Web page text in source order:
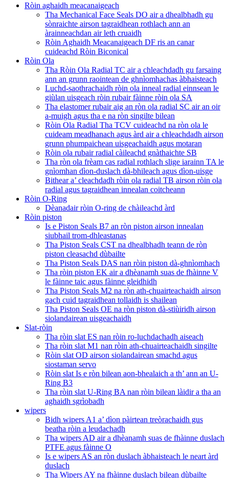
Ròin aghaidh meacanaigeach
Tha Mechanical Face Seals DO air a dhealbhadh gu
sònraichte airson tagraidhean rothlach ann an
àrainneachdan air leth cruaidh
Ròin Aghaidh Meacanaigeach DF ris an canar
cuideachd Ròin Biconical
Ròin Ola
Tha Ròin Ola Radial TC air a chleachdadh gu farsaing
ann an grunn raointean de ghnìomhachas àbhaisteach
Luchd-saothrachaidh ròin ola inneal radial einnsean le
giùlan uisgeach ròin rubair fàinne ròin ola SA
Tha elastomer rubair aig an ròn ola radial SC air an oir
a-muigh agus tha e na ròn singilte bilean
Ròin Ola Radial Tha TCV cuideachd na ròn ola le
cuideam meadhanach agus àrd air a chleachdadh airson
grunn phumpaichean uisgeachaidh agus motaran
Ròin ola rubair radial càileachd gnàthaichte SB
Tha ròn ola frèam cas radial rothlach slige iarainn TA le
gnìomhan dìon-duslach dà-bhileach agus dìon-uisge
Bithear a’ cleachdadh ròin ola radial TB airson ròin ola
radial agus tagraidhean innealan coitcheann
Ròin O-Ring
Dèanadair ròin O-ring de chàileachd àrd
Ròin piston
Is e Piston Seals B7 an ròn piston airson innealan
siubhail trom-dhleastanas
Tha Piston Seals CST na dhealbhadh teann de ròn
piston cleasachd dùbailte
Tha Piston Seals DAS nan ròin piston dà-ghnìomhach
Tha ròin piston EK air a dhèanamh suas de fhàinne V
le fàinne taic agus fàinne gleidhidh
Tha Piston Seals M2 na ròn ath-chuairteachaidh airson
gach cuid tagraidhean tollaidh is shailean
Tha Piston Seals OE na ròn piston dà-stiùiridh airson
siolandairean uisgeachaidh
Slat-ròin
Tha ròin slat ES nan ròin ro-luchdachadh aiseach
Tha ròin slat M1 nan ròin ath-chuairteachaidh singilte
Ròin slat OD airson siolandairean smachd agus
siostaman servo
Ròin slat Is e ròn bilean aon-bhealaich a th’ ann an U-
Ring B3
Tha ròin slat U-Ring BA nan ròin bilean làidir a tha an
aghaidh sgrìobadh
wipers
Bidh wipers A1 a’ dìon pàirtean treòrachaidh gus
beatha ròin a leudachadh
Tha wipers AD air a dhèanamh suas de fhàinne duslach
PTFE agus fàinne O
Is e wipers AS an ròn duslach àbhaisteach le neart àrd
duslach
Tha Wipers AY na fhàinne duslach bilean dùbailte